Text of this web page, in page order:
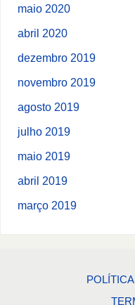
maio 2020
abril 2020
dezembro 2019
novembro 2019
agosto 2019
julho 2019
maio 2019
abril 2019
março 2019